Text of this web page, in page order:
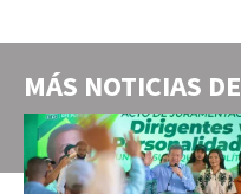
MÁS NOTICIAS DE